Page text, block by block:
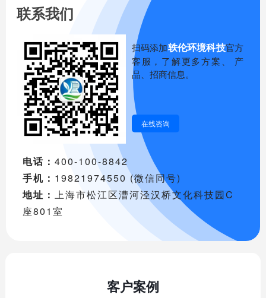
联系我们
扫码添加轶伦环境科技官方
客服，了解更多方案、 产
品、招商信息。
在线咨询
电话： 400-100-8842
手机： 19821974550 (微信同号)
地址： 上海市松江区漕河泾汉桥文化科技园C
座801室
客户案例